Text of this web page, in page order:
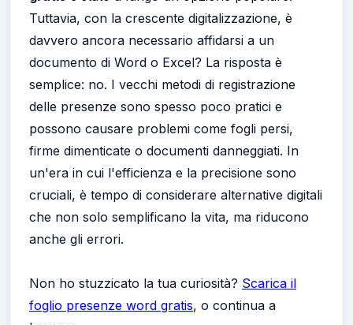
Tuttavia, con la crescente digitalizzazione, è
davvero ancora necessario affidarsi a un
documento di Word o Excel? La risposta è
semplice: no. I vecchi metodi di registrazione
delle presenze sono spesso poco pratici e
possono causare problemi come fogli persi,
firme dimenticate o documenti danneggiati. In
un'era in cui l'efficienza e la precisione sono
cruciali, è tempo di considerare alternative digitali
che non solo semplificano la vita, ma riducono
anche gli errori.
Non ho stuzzicato la tua curiosità? Scarica il
foglio presenze word gratis, o continua a